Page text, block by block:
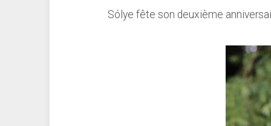
Sólye fête son deuxième